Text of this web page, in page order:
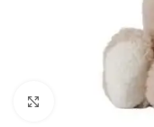
Click to enlarge